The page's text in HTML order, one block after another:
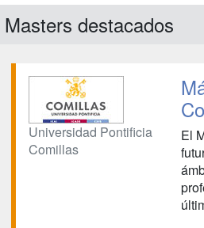
Masters destacados
Universidad Pontificia
Comillas
El